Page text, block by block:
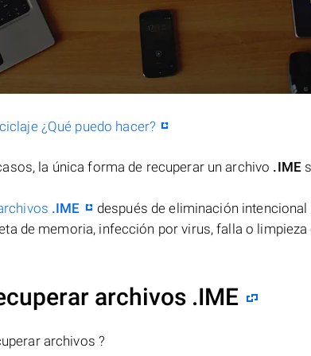
¿Qué puedo hacer?
la única forma de recuperar un archivo .IME
.IME
después de eliminación
de memoria, infección por virus, falla o limpieza
archivos .IME
archivos ?